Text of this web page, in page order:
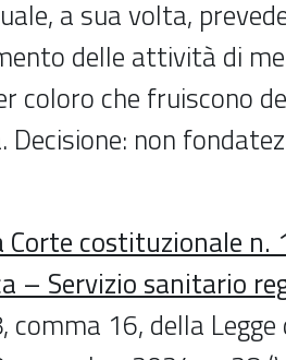
a sua volta,
delle attività di
coloro che fruiscono
Decisione: non
Corte costituzionale
– Servizio sanitario
16, della Legge